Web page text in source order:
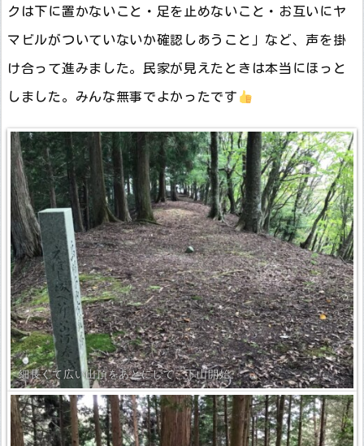
クは下に置かないこと・足を止めないこと・お互いにヤ
マビルがついていないか確認しあうこと」など、声を掛
け合って進みました。民家が見えたときは本当にほっと
しました。みんな無事でよかったです
細長くて広い山頂をあとにして、下山開始。